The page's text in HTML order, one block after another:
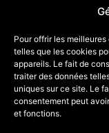
Pour offrir les
telles que les cookies
appareils. Le fait de
traiter des données
uniques sur ce site. Le
consentement peut
et fonctions.